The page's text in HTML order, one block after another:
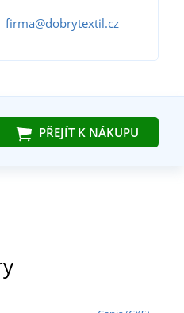
firma@dobrytextil.cz
PŘEJÍT K NÁKUPU